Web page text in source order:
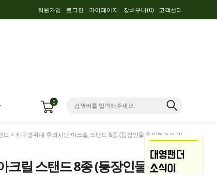
회원가입 로그인 마이페이지 장바구니(0) 고객센터
0
드 > 지구방위대 후뢰시맨 아크릴 스탠드 8종 (등장인물 & 일본어로고)
크릴 스탠드 8종 (등장인물 &